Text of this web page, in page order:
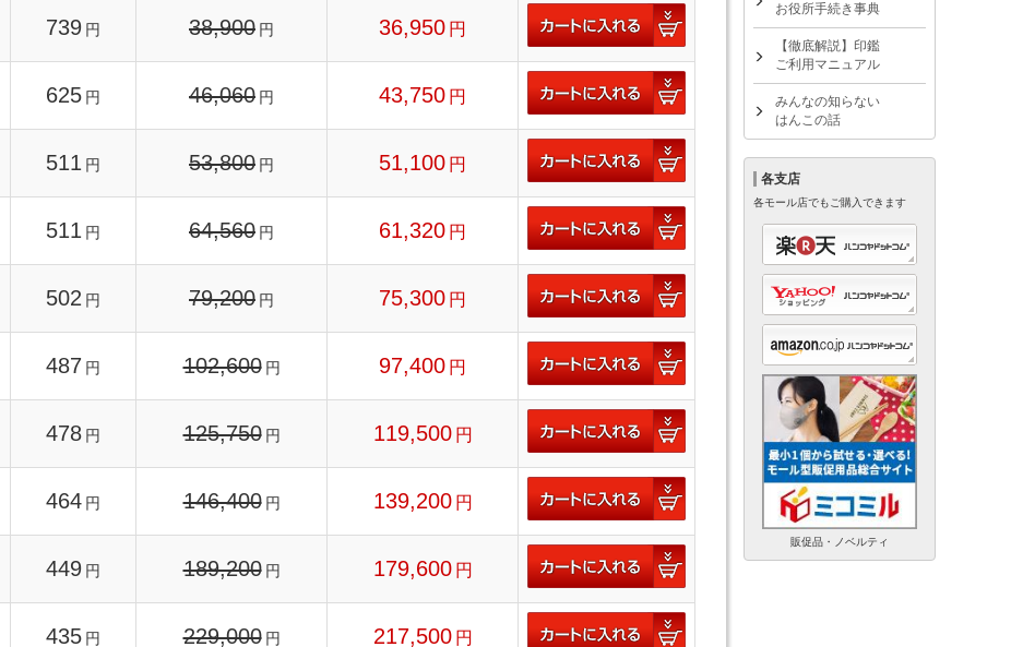
739 円 38,900 円 36,950 円
625 円 46,060 円 43,750 円
511 円 53,800 円 51,100 円
511 円 64,560 円 61,320 円
502 円 79,200 円 75,300 円
487 円 102,600 円 97,400 円
478 円 125,750 円 119,500 円
464 円 146,400 円 139,200 円
449 円 189,200 円 179,600 円
435 円 229,000 円 217,500 円
お役所手続き事典
【徹底解説】印鑑
ご利用マニュアル
みんなの知らない
はんこの話
各支店
各モール店でもご購入できます
販促品・ノベルティ